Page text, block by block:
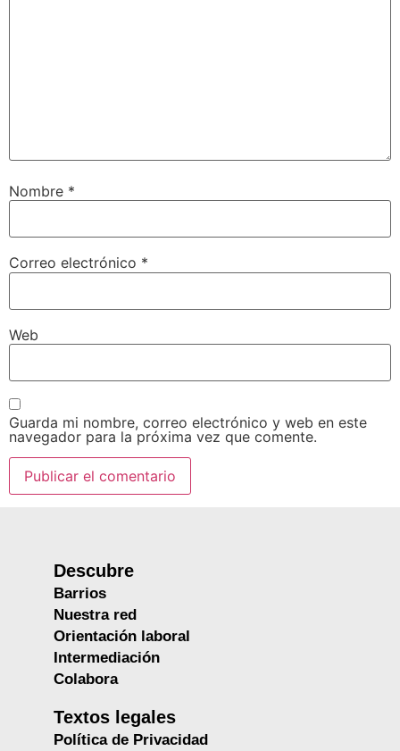
Nombre *
Correo electrónico *
Web
Guarda mi nombre, correo electrónico y web en este
navegador para la próxima vez que comente.
Descubre
Barrios
Nuestra red
Orientación laboral
Intermediación
Colabora
Textos legales
Política de Privacidad